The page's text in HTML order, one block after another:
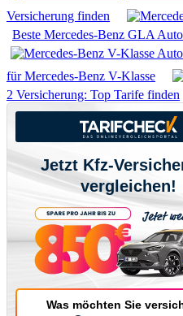
Versicherung finden
Beste Mercedes-Benz GLA
für Mercedes-Benz V-Klasse
2 Versicherung: Top Tarife finden
Jetzt Kfz-
vergleichen!
Was möchten Sie